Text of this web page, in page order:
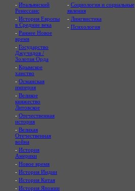
- Итальянский
Ренессанс
- История Европы
в Средние века
- Раннее Новое
время
- Государство
Джучидов /
Золотая Орда
- Крымское
ханство
- Османская
империя
- Великое
княжество
Литовское
- Отечественная
история
- Великая
Отечественная
война
- История
Америки
- Новое время
- История Индии
- История Китая
- История Японии
- Социология и социальные
явления
- Лингвистика
- Психология